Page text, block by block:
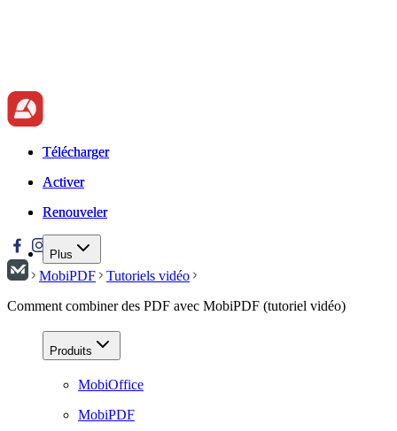
Télécharger
Activer
Renouveler
Plus
Télécharger
Activer
Renouveler
MobiPDF
Tutoriels vidéo
Comment combiner des PDF avec MobiPDF (tutoriel vidéo)
Produits
MobiOffice
MobiPDF